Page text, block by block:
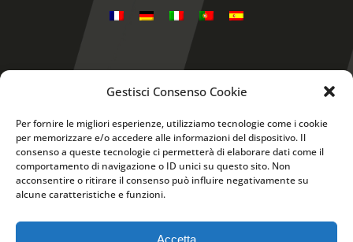
Gestisci Consenso Cookie
Per fornire le migliori esperienze, utilizziamo tecnologie come i cookie
per memorizzare e/o accedere alle informazioni del dispositivo. Il
consenso a queste tecnologie ci permetterà di elaborare dati come il
comportamento di navigazione o ID unici su questo sito. Non
acconsentire o ritirare il consenso può influire negativamente su
alcune caratteristiche e funzioni.
Accetta
Snap-on is a trademark, registered in the United
Other marks are marks of their respective holders. ©
2017 Snap-on Incorporated
UK Modern Slavery Disclosure
Questo sito utilizza cookie tecnici e, previo tuo
consenso, cookie di profilazione, nostri e di
terze parti per migliorare la tua esperienza di
Cliccando ACCETTA acconsenti al loro